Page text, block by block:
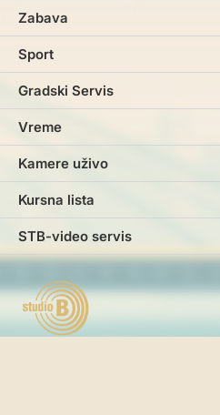
Zabava
Sport
Gradski Servis
Vreme
Kamere uživo
Kursna lista
STB-video servis